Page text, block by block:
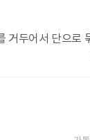
거두어서 단으로